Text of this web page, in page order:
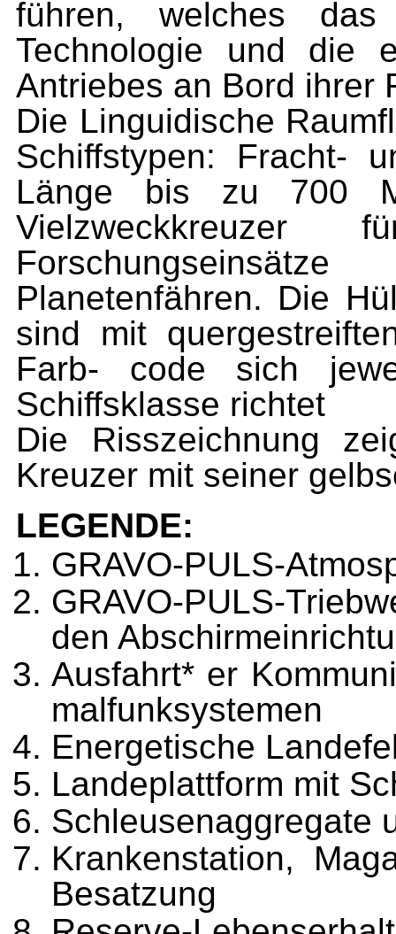
führen, welches das
Technologie und die
Antriebes an Bord ihrer
Die Linguidische
Schiffstypen: Fracht-
Länge bis zu 700
Vielzweckkreuzer
Planetenfähren. Die
sind mit
Farb- code sich
Schiffsklasse rich­tet
Die Risszeichnung
Kreuzer mit seiner
LEGENDE:
GRAVO-PULS-
GRAVO-PULS-
den
Ausfahrt* er
malfunksystemen
Energetische
Landeplattform mit
Schleusenaggregate
Krankenstation,
Be­satzung